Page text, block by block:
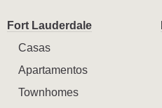
Fort Lauderdale
Casas
Apartamentos
Townhomes